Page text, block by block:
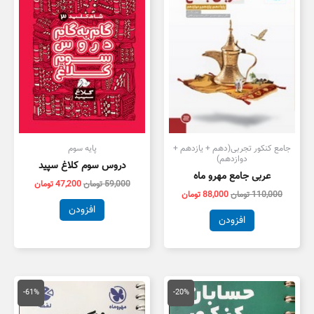
جامع کنکور تجربی(دهم + یازدهم +
دوازدهم)
عربی جامع مهرو ماه
110,000تومان
بود.
88,000تومان
افزودن
پایه سوم
دروس سوم کلاغ سپید
59,000تومان
بود.
47,200تومان
است.
افزودن
-20%
قیمت
اصلی
16,000 تومان
قیمت
فعلی
12,800 تومان
-61%
قیمت
160,000 تومان
قیمت
فعلی